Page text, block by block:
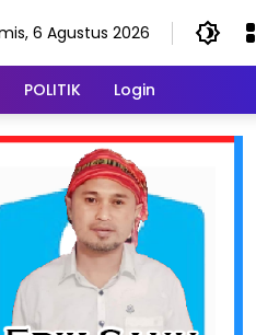
6 Agustus 2026
POLITIK Login